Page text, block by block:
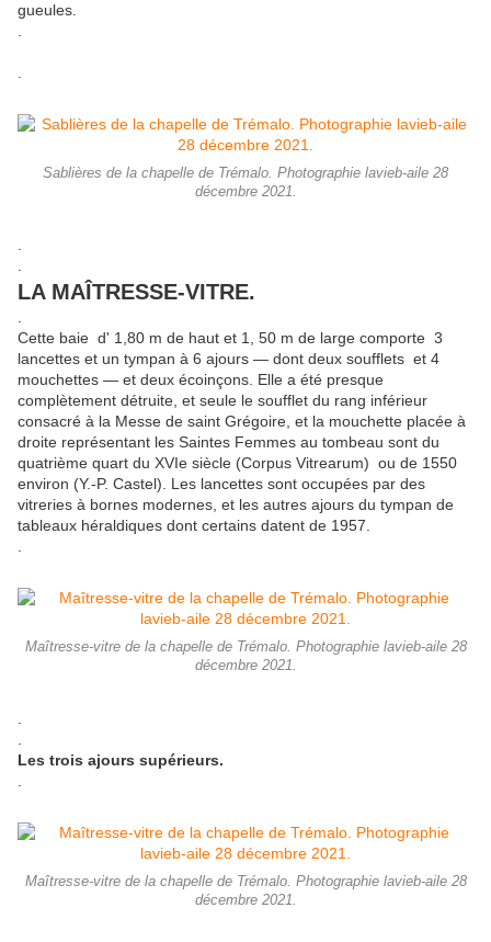
gueules.
Sablières de la chapelle de Trémalo. Photographie lavieb-aile 28
décembre 2021.
LA MAÎTRESSE-VITRE.
Cette baie d' 1,80 m de haut et 1, 50 m de large comporte 3
lancettes et un tympan à 6 ajours — dont deux soufflets et 4
mouchettes — et deux écoinçons. Elle a été presque
complètement détruite, et seule le soufflet du rang inférieur
consacré à la Messe de saint Grégoire, et la mouchette placée à
droite représentant les Saintes Femmes au tombeau sont du
quatrième quart du XVIe siècle (Corpus Vitrearum) ou de 1550
environ (Y.-P. Castel). Les lancettes sont occupées par des
vitreries à bornes modernes, et les autres ajours du tympan de
tableaux héraldiques dont certains datent de 1957.
Maîtresse-vitre de la chapelle de Trémalo. Photographie lavieb-aile 28
décembre 2021.
Les trois ajours supérieurs.
Maîtresse-vitre de la chapelle de Trémalo. Photographie lavieb-aile 28
décembre 2021.